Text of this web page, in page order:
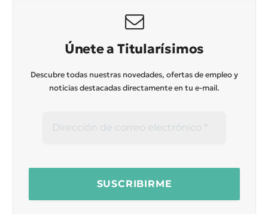
Únete a Titularísimos
Descubre todas nuestras novedades, ofertas de empleo y
noticias destacadas directamente en tu e-mail.